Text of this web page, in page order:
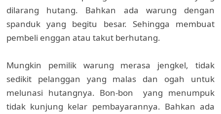
dilarang hutang. Bahkan ada warung dengan
spanduk yang begitu besar. Sehingga membuat
pembeli enggan atau takut berhutang.
Mungkin pemilik warung merasa jengkel, tidak
sedikit pelanggan yang malas dan ogah untuk
melunasi hutangnya. Bon-bon yang menumpuk
tidak kunjung kelar pembayarannya. Bahkan ada